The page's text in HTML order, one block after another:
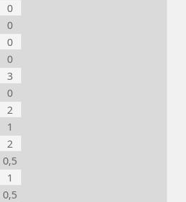
0
0
0
0
3
0
2
1
2
0,5
1
0,5